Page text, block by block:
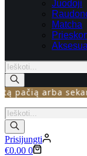
Juodoji
Matcha
Products
search
arba sekančią
Products
search
Prisijungti
Krepšelis
€0.00 0